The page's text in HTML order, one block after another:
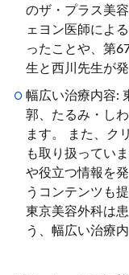
のザ・プラス美
ェヨン医師によ
ったことや、第
生と西川先生が
幅広い治療内容:
郭、たるみ・し
ます。 また、ク
も取り扱ってい
や役立つ情報を
うコンテンツも
東京美容外科は
う、幅広い治療